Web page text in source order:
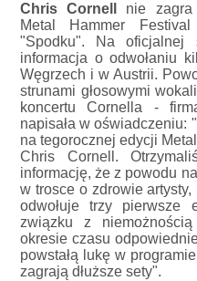
Chris Cornell
nie zagra
Metal Hammer
"Spodku". Na oficjalnej
informacja o odwołaniu
Węgrzech i w Austrii.
strunami głosowymi
koncertu Cornella -
napisała w oświadczeniu:
na tegorocznej edycji
Chris Cornell.
informację, że z powodu
w trosce o zdrowie
odwołuje trzy pierwsze
związku z
okresie czasu
powstałą lukę w
zagrają dłuższe sety".